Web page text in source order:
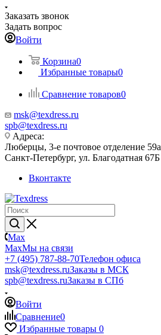
Заказать звонок
Задать вопрос
Войти
Корзина0
Избранные товары0
Сравнение товаров0
msk@texdress.ru
spb@texdress.ru
Адреса:
Люберцы, 3-е почтовое отделение 59а
Санкт-Петербург, ул. Благодатная 67Б
Вконтакте
Max
MaxМы на связи
+7 (495) 787-88-70Телефон офиса
msk@texdress.ruЗаказы в МСК
spb@texdress.ruЗаказы в СПб
Войти
Сравнение0
Избранные товары 0